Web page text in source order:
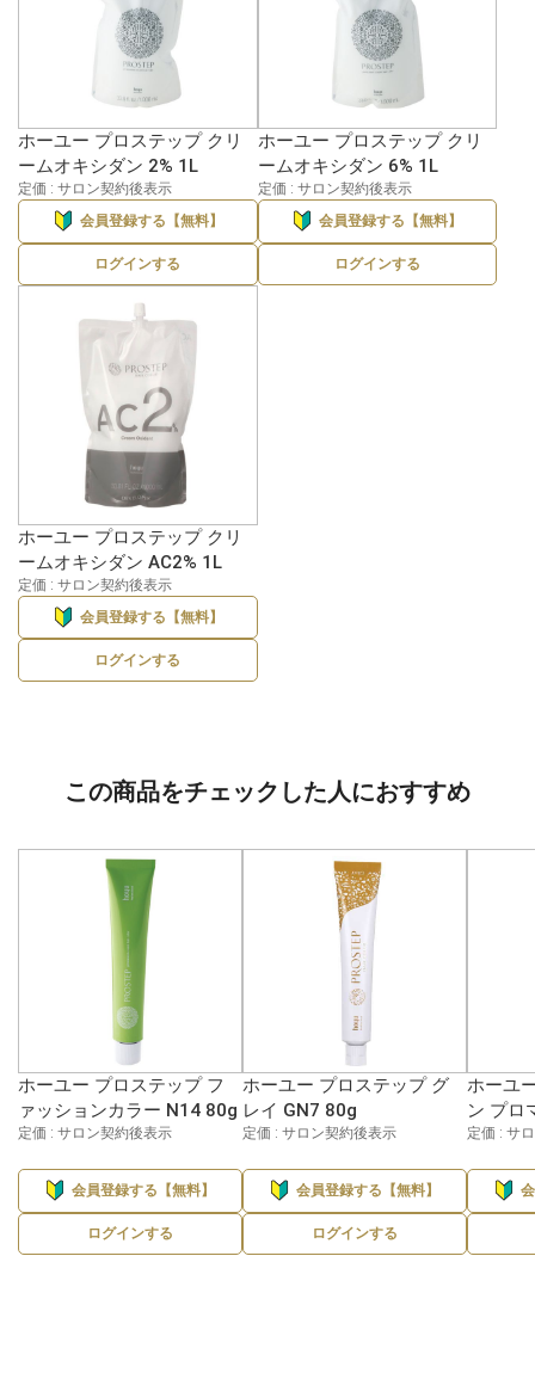
ホーユー プロステップ クリ
ームオキシダン 2% 1L
定価 : サロン契約後表示
会員登録する【無料】
ログインする
ホーユー プロステップ クリ
ームオキシダン 6% 1L
定価 : サロン契約後表示
会員登録する【無料】
ログインする
ホーユー プロステップ クリ
ームオキシダン AC2% 1L
定価 : サロン契約後表示
会員登録する【無料】
ログインする
この商品をチェックした人におすすめ
ホーユー プロステップ フ
ァッションカラー N14 80g
定価 : サロン契約後表示
会員登録する【無料】
ログインする
ホーユー プロステップ グ
レイ GN7 80g
定価 : サロン契約後表示
会員登録する【無料】
ログインする
ホーユ
ン プロ
定価 : サ